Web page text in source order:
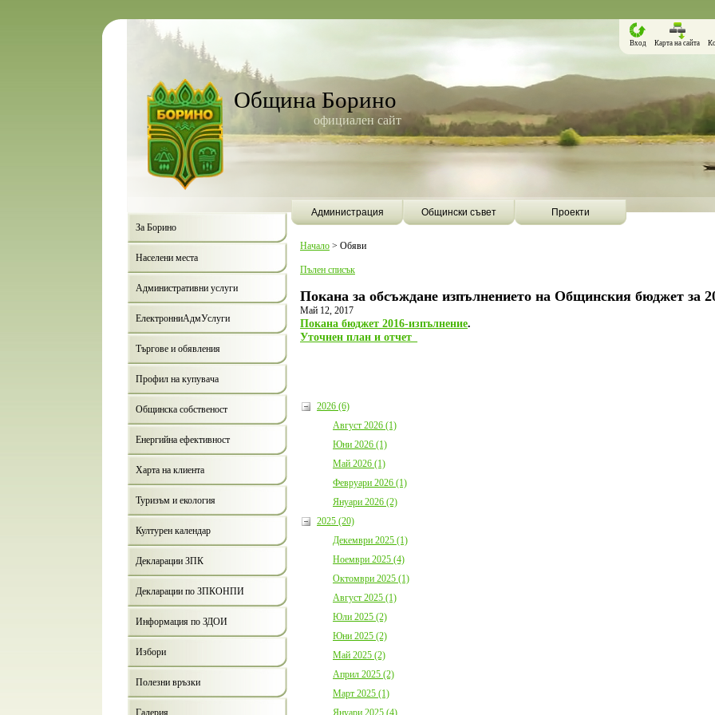
Община Борино
официален сайт
Вход Карта на сайта
Администрация Общински съвет
Проекти
За Борино
Населени места
Административни услуги
ЕлектронниАдмУслуги
Търгове и обявления
Профил на купувача
Общинска собственост
Енергийна ефективност
Харта на клиента
Туризъм и екология
Културен календар
Декларации ЗПК
Декларации по ЗПКОНПИ
Информация по ЗДОИ
Избори
Полезни връзки
Галерия
Начало > Обяви
Пълен списък
Покана за обсъждане изпълнението на Общинския бюджет за
Май 12, 2017
Покана бюджет 2016-изпълнение.
Уточнен план и отчет_
2026 (6)
Август 2026 (1)
Юни 2026 (1)
Май 2026 (1)
Февруари 2026 (1)
Януари 2026 (2)
2025 (20)
Декември 2025 (1)
Ноември 2025 (4)
Октомври 2025 (1)
Август 2025 (1)
Юли 2025 (2)
Юни 2025 (2)
Май 2025 (2)
Април 2025 (2)
Март 2025 (1)
Януари 2025 (4)